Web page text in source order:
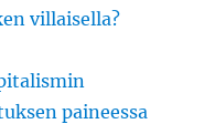
villaisella?
paineessa